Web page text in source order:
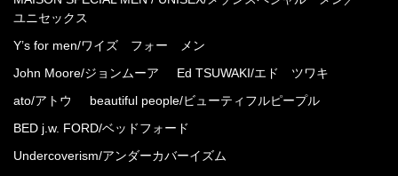
ユニセックス
Y’s for men/ワイズ フォー メン
John Moore/ジョンムーア Ed TSUWAKI/エド ツワキ
ato/アトウ beautiful people/ビューティフルピープル
BED j.w. FORD/ベッドフォード
Undercoverism/アンダーカバーイズム